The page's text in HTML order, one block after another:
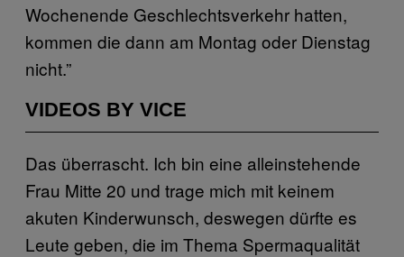
Wochenende Geschlechtsverkehr hatten,
kommen die dann am Montag oder Dienstag
nicht.”
VIDEOS BY VICE
Das überrascht. Ich bin eine alleinstehende
Frau Mitte 20 und trage mich mit keinem
akuten Kinderwunsch, deswegen dürfte es
Leute geben, die im Thema Spermaqualität